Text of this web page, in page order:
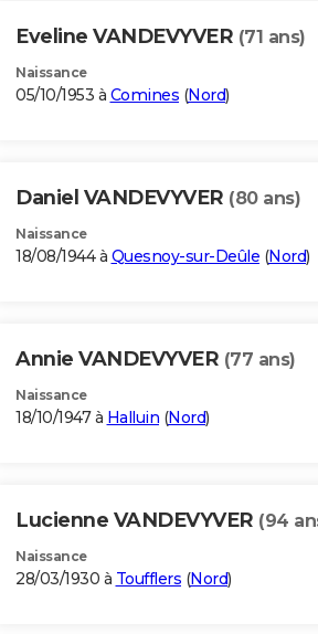
Eveline VANDEVYVER (71 ans)
Naissance
05/10/1953 à Comines (Nord)
Daniel VANDEVYVER (80 ans)
Naissance
18/08/1944 à Quesnoy-sur-Deûle (Nord)
Annie VANDEVYVER (77 ans)
Naissance
18/10/1947 à Halluin (Nord)
Lucienne VANDEVYVER (94
Naissance
28/03/1930 à Toufflers (Nord)